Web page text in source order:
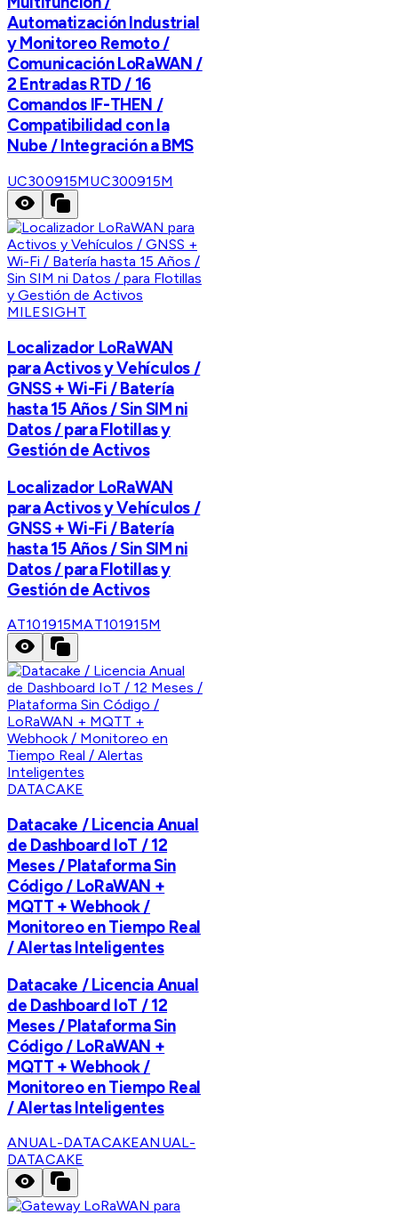
Automatización Industrial
y Monitoreo Remoto /
Comunicación LoRaWAN /
2 Entradas RTD / 16
Comandos IF-THEN /
Compatibilidad con la
Nube / Integración a BMS
UC300915MUC300915M
MILESIGHT
Localizador LoRaWAN
para Activos y Vehículos /
GNSS + Wi-Fi / Batería
hasta 15 Años / Sin SIM ni
Datos / para Flotillas y
Gestión de Activos
Localizador LoRaWAN
para Activos y Vehículos /
GNSS + Wi-Fi / Batería
hasta 15 Años / Sin SIM ni
Datos / para Flotillas y
Gestión de Activos
AT101915MAT101915M
DATACAKE
Datacake / Licencia Anual
de Dashboard IoT / 12
Meses / Plataforma Sin
Código / LoRaWAN +
MQTT + Webhook /
Monitoreo en Tiempo Real
/ Alertas Inteligentes
Datacake / Licencia Anual
de Dashboard IoT / 12
Meses / Plataforma Sin
Código / LoRaWAN +
MQTT + Webhook /
Monitoreo en Tiempo Real
/ Alertas Inteligentes
ANUAL-DATACAKEANUAL-
DATACAKE